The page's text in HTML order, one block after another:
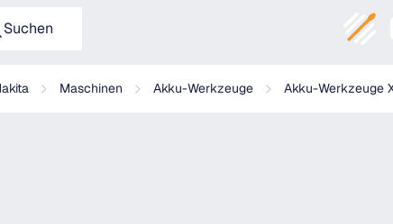
Suchen
Maschinen Akku-Werkzeuge Akku-Werkzeuge
40V (ohne Akku, ohne Ladegrät) inkl. AWS Funk-